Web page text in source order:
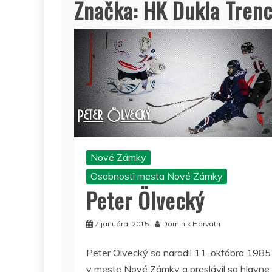
Značka: HK Dukla
Nové Zámky
Osobnosti mesta Nové Zámky
Peter Ölvecký
7 januára, 2015 Dominik Horvath
Peter Ölvecký sa narodil 11. októbra 1985
v meste Nové Zámky a preslávil sa hlavne